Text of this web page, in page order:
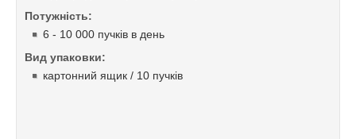
Потужність:
6 - 10 000 пучків в день
Bид упаковки:
картонний ящик / 10 пучків